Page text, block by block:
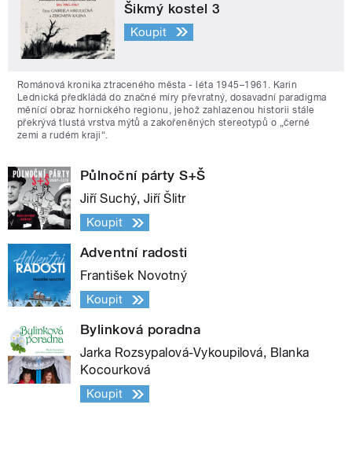
Šikmý kostel 3
Koupit
Románová kronika ztraceného města - léta 1945–1961. Karin
Lednická předkládá do značné míry převratný, dosavadní paradigma
měnící obraz hornického regionu, jehož zahlazenou historii stále
překrývá tlustá vrstva mýtů a zakořeněných stereotypů o „černé
zemi a rudém kraji“.
Půlnoční párty S+Š
Jiří Suchý, Jiří Šlitr
Koupit
Adventní radosti
František Novotný
Koupit
Bylinková poradna
Jarka Rozsypalová-Vykoupilová, Blanka
Kocourková
Koupit